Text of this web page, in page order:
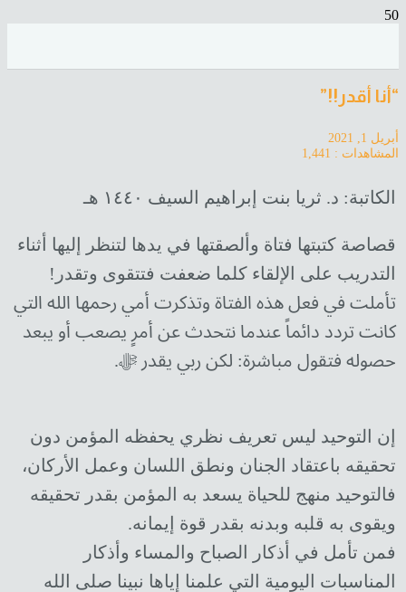
“أنا أقدر!!”
أبريل 1, 2021
المشاهدات : 1,441
الكاتبة: د. ثريا بنت إبراهيم السيف ١٤٤٠ هـ
قصاصة كتبتها فتاة وألصقتها في يدها لتنظر إليها أثناء
التدريب على الإلقاء كلما ضعفت فتتقوى وتقدر!
تأملت في فعل هذه الفتاة وتذكرت أمي رحمها الله التي
كانت تردد دائماً عندما نتحدث عن أمرٍ يصعب أو يبعد
حصوله فتقول مباشرة: لكن ربي يقدر ﷻ.
إن التوحيد ليس تعريف نظري يحفظه المؤمن دون
تحقيقه باعتقاد الجنان ونطق اللسان وعمل الأركان،
فالتوحيد منهج للحياة يسعد به المؤمن بقدر تحقيقه
ويقوى به قلبه وبدنه بقدر قوة إيمانه.
فمن تأمل في أذكار الصباح والمساء وأذكار
المناسبات اليومية التي علمنا إياها نبينا صلى الله